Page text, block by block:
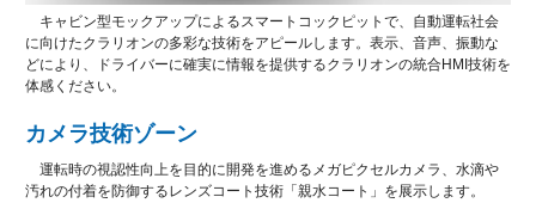
キャビン型モックアップによるスマートコックピットで、自動運転社会
に向けたクラリオンの多彩な技術をアピールします。表示、音声、振動な
どにより、ドライバーに確実に情報を提供するクラリオンの統合HMI技術を
体感ください。
カメラ技術ゾーン
運転時の視認性向上を目的に開発を進めるメガピクセルカメラ、水滴や
汚れの付着を防御するレンズコート技術「親水コート」を展示します。